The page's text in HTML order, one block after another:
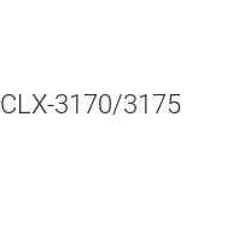
3170/3175